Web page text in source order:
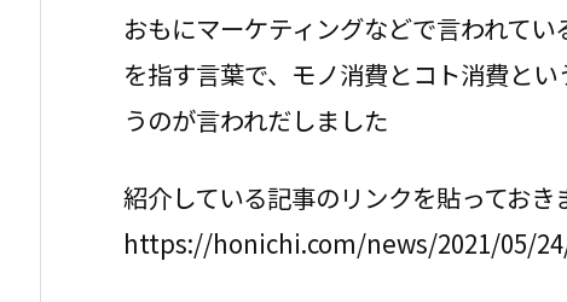
おもにマーケティングなどで言われて
を指す言葉で、モノ消費とコト消費と
うのが言われだしました
紹介している記事のリンクを貼っておき
https://honichi.com/news/2021/05/